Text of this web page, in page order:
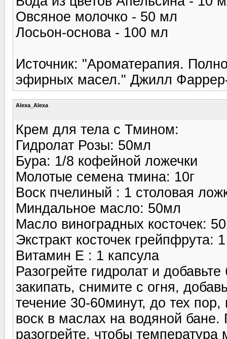
Овсяное молочко - 50 мл
Лосьон-основа - 100 мл
Источник: "Ароматерапия.
эфирных масел." Джилл
Alexa_Alexa
Крем для тела с Тмином:
Гидролат Розы: 50мл
Бура: 1/8 кофейной ложечки
Молотые семена тмина: 10г
Воск пчелиный : 1 столовая
Миндальное масло: 50мл
Масло виноградных косточек:
Экстракт косточек грейпфрута:
Витамин E : 1 капсула
Разогрейте гидролат и
закипать, снимите с огня,
течение 30-60минут, до тех
воск в маслах на водяной бане.
разогрейте, чтобы